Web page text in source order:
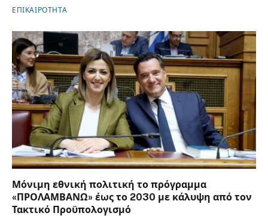
ΕΠΙΚΑΙΡΟΤΗΤΑ
Μόνιμη εθνική πολιτική το πρόγραμμα
«ΠΡΟΛΑΜΒΑΝΩ» έως το 2030 με κάλυψη από τον
Τακτικό Προϋπολογισμό